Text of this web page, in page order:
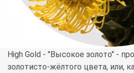
High Gold - "Высокое золото" -
золотисто-жёлтого цвета, или,